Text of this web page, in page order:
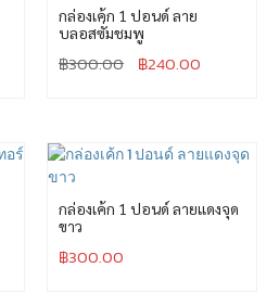
กล่องเค้ก 1 ปอนด์ ลาย
บลอสซั่มชมพู
฿300.00 ฿240.00
กล่องเค้ก 1 ปอนด์ ลายแดงจุด
ขาว
฿300.00